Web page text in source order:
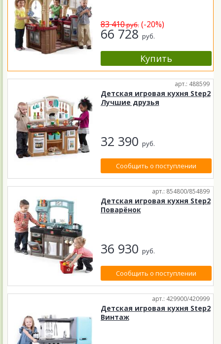
83 410руб.(-20%)
66 728 руб.
арт.: 488599
Детская игровая кухня Step2
Лучшие друзья
32 390 руб.
Сообщить о поступлении
арт.: 854800/854899
Детская игровая кухня Step2
Поварёнок
36 930 руб.
Сообщить о поступлении
арт.: 429900/420999
Детская игровая кухня Step2
Винтаж